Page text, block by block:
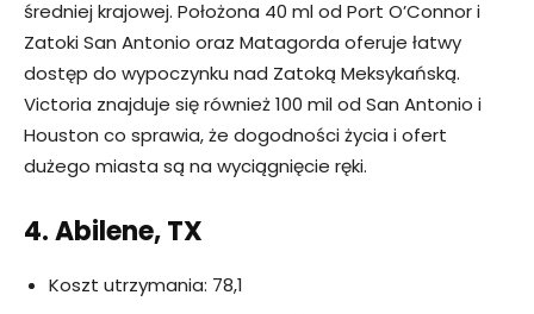
średniej krajowej. Położona 40 ml od Port O’Connor i
Zatoki San Antonio oraz Matagorda oferuje łatwy
dostęp do wypoczynku nad Zatoką Meksykańską.
Victoria znajduje się również 100 mil od San Antonio i
Houston co sprawia, że dogodności życia i ofert
dużego miasta są na wyciągnięcie ręki.
4. Abilene, TX
Koszt utrzymania: 78,1